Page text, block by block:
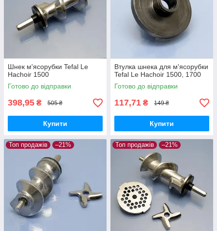
Шнек м'ясорубки Tefal Le
Hachoir 1500
Готово до відправки
398,95 ₴ 505 ₴
Купити
Втулка шнека для м'ясорубки
Tefal Le Hachoir 1500, 1700
Готово до відправки
117,71 ₴ 149 ₴
Купити
Топ продажів –21% Топ продажів –21%